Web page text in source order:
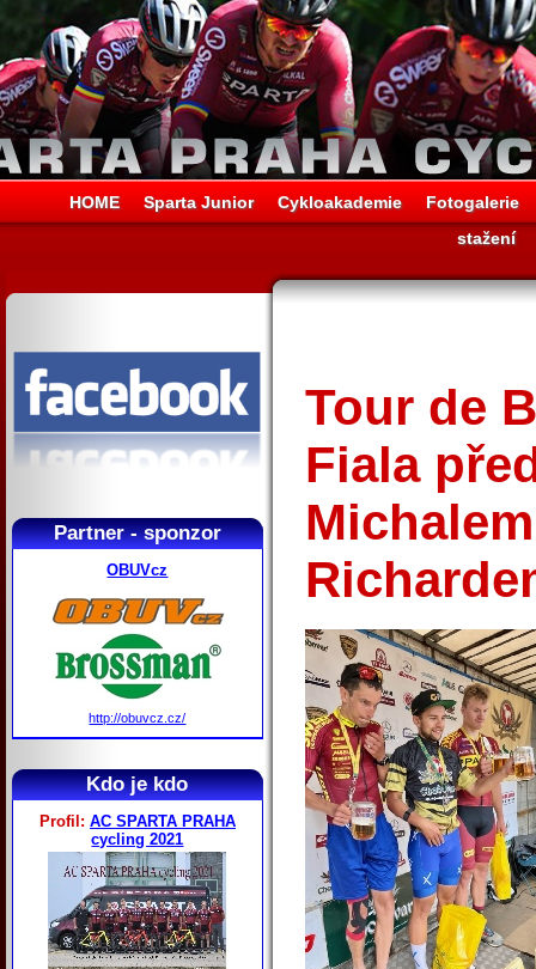
HOME Sparta Junior Cykloakademie
Fotogalerie
stažení
Partner - sponzor
OBUVcz
http://obuvcz.cz/
Kdo je kdo
Profil: AC SPARTA PRAHA
cycling 2021
Tour de
Fiala